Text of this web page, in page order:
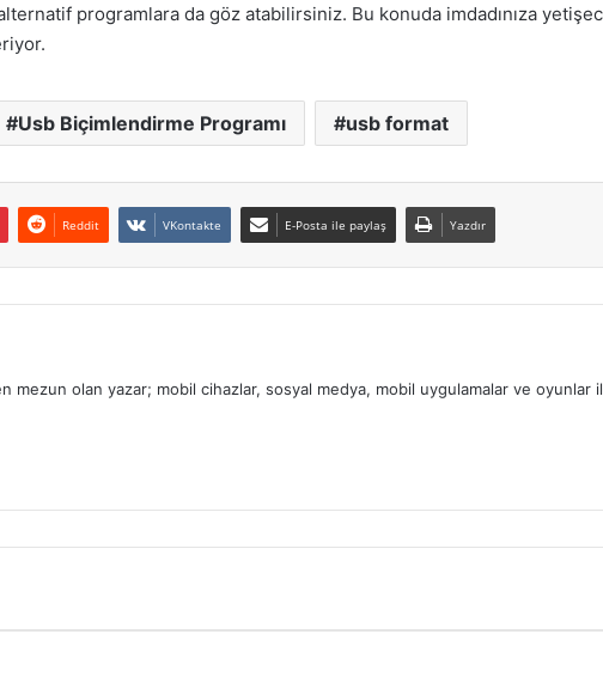
programlara da göz atabilirsiniz. Bu konuda imdadınıza
Usb Biçimlendirme Programı usb format
Reddit VKontakte E-Posta ile paylaş Yazdır
olan yazar; mobil cihazlar, sosyal medya, mobil uygulamalar ve oyunlar